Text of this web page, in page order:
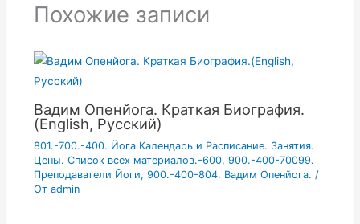
Похожие записи
Вадим Опенйога. Краткая Биография.
(English, Русский)
801.-700.-400. Йога Календарь и Расписание. Занятия.
Цены. Список всех материалов.-600, 900.-400-70099.
Преподаватели Йоги, 900.-400-804. Вадим Опенйога. /
От admin